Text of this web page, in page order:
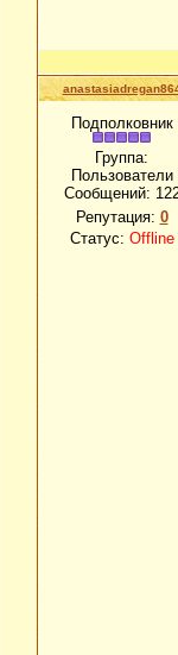
Подполковник
Группа:
Пользователи
Сообщений:
Репутация: 0
Статус: Offline